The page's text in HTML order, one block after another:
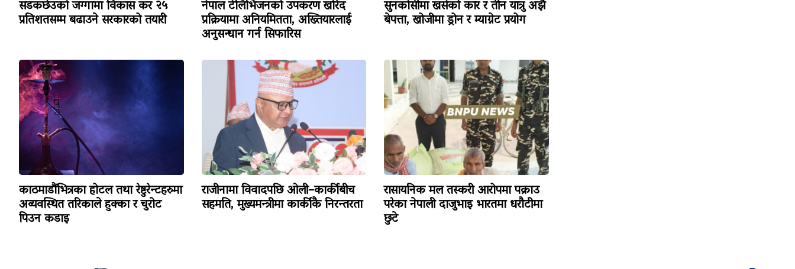
सडकछेउको जग्गामा विकास कर २५
प्रतिशतसम्म बढाउने सरकारको तयारी
नेपाल टेलिभिजनको उपकरण खरिद
प्रक्रियामा अनियमितता, अख्तियारलाई
अनुसन्धान गर्न सिफारिस
सुनकोसीमा खसेको कार र तीन यात्रु अझै
बेपत्ता, खोजीमा ड्रोन र म्याग्नेट प्रयोग
काठमाडौंभित्रका होटल तथा रेष्टुरेन्टहरुमा
अव्यवस्थित तरिकाले हुक्का र चुरोट
पिउन कडाइ
राजीनामा विवादपछि ओली–कार्कीबीच
सहमति, मुख्यमन्त्रीमा कार्कीकै निरन्तरता
रासायनिक मल तस्करी आरोपमा पक्राउ
परेका नेपाली दाजुभाइ भारतमा धरौटीमा
छुटे